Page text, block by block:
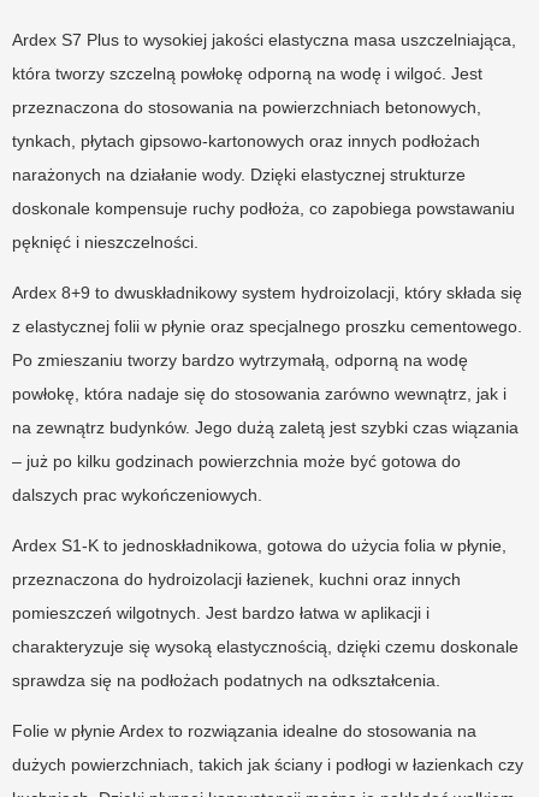
Ardex S7 Plus to wysokiej jakości elastyczna masa uszczelniająca,
która tworzy szczelną powłokę odporną na wodę i wilgoć. Jest
przeznaczona do stosowania na powierzchniach betonowych,
tynkach, płytach gipsowo-kartonowych oraz innych podłożach
narażonych na działanie wody. Dzięki elastycznej strukturze
doskonale kompensuje ruchy podłoża, co zapobiega powstawaniu
pęknięć i nieszczelności.
Ardex 8+9 to dwuskładnikowy system hydroizolacji, który składa się
z elastycznej folii w płynie oraz specjalnego proszku cementowego.
Po zmieszaniu tworzy bardzo wytrzymałą, odporną na wodę
powłokę, która nadaje się do stosowania zarówno wewnątrz, jak i
na zewnątrz budynków. Jego dużą zaletą jest szybki czas wiązania
– już po kilku godzinach powierzchnia może być gotowa do
dalszych prac wykończeniowych.
Ardex S1-K to jednoskładnikowa, gotowa do użycia folia w płynie,
przeznaczona do hydroizolacji łazienek, kuchni oraz innych
pomieszczeń wilgotnych. Jest bardzo łatwa w aplikacji i
charakteryzuje się wysoką elastycznością, dzięki czemu doskonale
sprawdza się na podłożach podatnych na odkształcenia.
Folie w płynie Ardex to rozwiązania idealne do stosowania na
dużych powierzchniach, takich jak ściany i podłogi w łazienkach czy